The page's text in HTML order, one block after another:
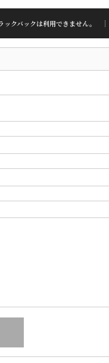
ックバックは利用できません。